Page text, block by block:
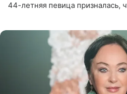
44-летняя певица призналась,